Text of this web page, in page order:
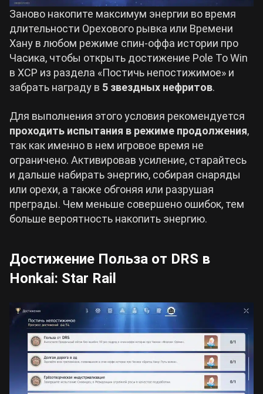
Заново накопите максимум энергии во время
длительности Орехового рывка или Времени
Хану в любом режиме спин-оффа истории про
Часика, чтобы открыть достижение Pole To Win
в ХСР из раздела «Постичь непостижимое» и
забрать награду в 5 звездных нефритов.
Для выполнения этого условия рекомендуется
проходить испытания в режиме продолжения,
так как именно в нем игровое время не
ограничено. Активировав усиление, старайтесь
и дальше набирать энергию, собирая снаряды
или орехи, а также обгоняя или разрушая
преграды. Чем меньше совершено ошибок, тем
больше вероятность накопить энергию.
Достижение Польза от DRS в
Honkai: Star Rail